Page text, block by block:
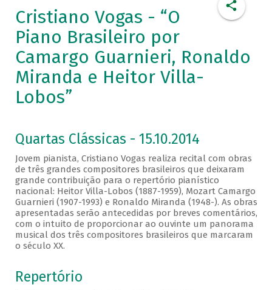
Cristiano Vogas - “O
Piano Brasileiro por
Camargo Guarnieri, Ronaldo
Miranda e Heitor Villa-
Lobos”
Quartas Clássicas - 15.10.2014
Jovem pianista, Cristiano Vogas realiza recital com obras
de três grandes compositores brasileiros que deixaram
grande contribuição para o repertório pianístico
nacional: Heitor Villa-Lobos (1887-1959), Mozart Camargo
Guarnieri (1907-1993) e Ronaldo Miranda (1948-). As obras
apresentadas serão antecedidas por breves comentários,
com o intuito de proporcionar ao ouvinte um panorama
musical dos três compositores brasileiros que marcaram
o século XX.
Repertório